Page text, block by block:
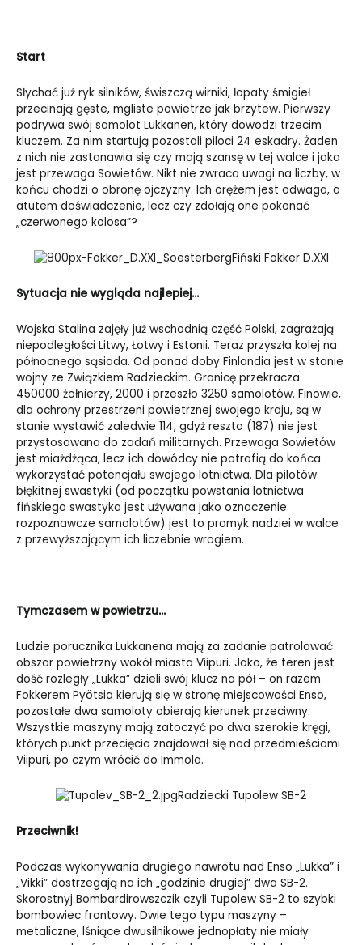
Start
Słychać już ryk silników, świszczą wirniki, łopaty śmigieł
przecinają gęste, mgliste powietrze jak brzytew. Pierwszy
podrywa swój samolot Lukkanen, który dowodzi trzecim
kluczem. Za nim startują pozostali piloci 24 eskadry. Żaden
z nich nie zastanawia się czy mają szansę w tej walce i jaka
jest przewaga Sowietów. Nikt nie zwraca uwagi na liczby, w
końcu chodzi o obronę ojczyzny. Ich orężem jest odwaga, a
atutem doświadczenie, lecz czy zdołają one pokonać
„czerwonego kolosa”?
Fiński Fokker D.XXI
Sytuacja nie wygląda najlepiej…
Wojska Stalina zajęły już wschodnią część Polski, zagrażają
niepodległości Litwy, Łotwy i Estonii. Teraz przyszła kolej na
północnego sąsiada. Od ponad doby Finlandia jest w stanie
wojny ze Związkiem Radzieckim. Granicę przekracza
450000 żołnierzy, 2000 i przeszło 3250 samolotów. Finowie,
dla ochrony przestrzeni powietrznej swojego kraju, są w
stanie wystawić zaledwie 114, gdyż reszta (187) nie jest
przystosowana do zadań militarnych. Przewaga Sowietów
jest miażdżąca, lecz ich dowódcy nie potrafią do końca
wykorzystać potencjału swojego lotnictwa. Dla pilotów
błękitnej swastyki (od początku powstania lotnictwa
fińskiego swastyka jest używana jako oznaczenie
rozpoznawcze samolotów) jest to promyk nadziei w walce
z przewyższającym ich liczebnie wrogiem.
Tymczasem w powietrzu…
Ludzie porucznika Lukkanena mają za zadanie patrolować
obszar powietrzny wokół miasta Viipuri. Jako, że teren jest
dość rozległy „Lukka” dzieli swój klucz na pół – on razem
Fokkerem Pyötsia kierują się w stronę miejscowości Enso,
pozostałe dwa samoloty obierają kierunek przeciwny.
Wszystkie maszyny mają zatoczyć po dwa szerokie kręgi,
których punkt przecięcia znajdował się nad przedmieściami
Viipuri, po czym wrócić do Immola.
Radziecki Tupolew SB-2
Przeciwnik!
Podczas wykonywania drugiego nawrotu nad Enso „Lukka” i
„Vikki” dostrzegają na ich „godzinie drugiej” dwa SB-2.
Skorostnyj Bombardirowszczik czyli Tupolew SB-2 to szybki
bombowiec frontowy. Dwie tego typu maszyny –
metaliczne, lśniące dwusilnikowe jednopłaty nie miały